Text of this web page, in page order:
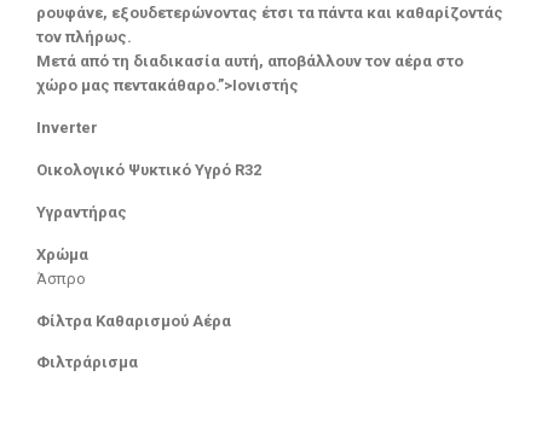
ρουφάνε, εξουδετερώνοντας έτσι τα πάντα και καθαρίζοντάς
τον πλήρως.
Μετά από τη διαδικασία αυτή, αποβάλλουν τον αέρα στο
χώρο μας πεντακάθαρο.”>Ιονιστής
Inverter
Οικολογικό Ψυκτικό Υγρό R32
Υγραντήρας
Χρώμα
Άσπρο
Φίλτρα Καθαρισμού Αέρα
Φιλτράρισμα